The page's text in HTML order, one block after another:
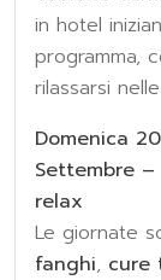
in hotel
programma,
rilassarsi nelle
Domenica
Settembre
relax
Le giornate
fanghi, cure